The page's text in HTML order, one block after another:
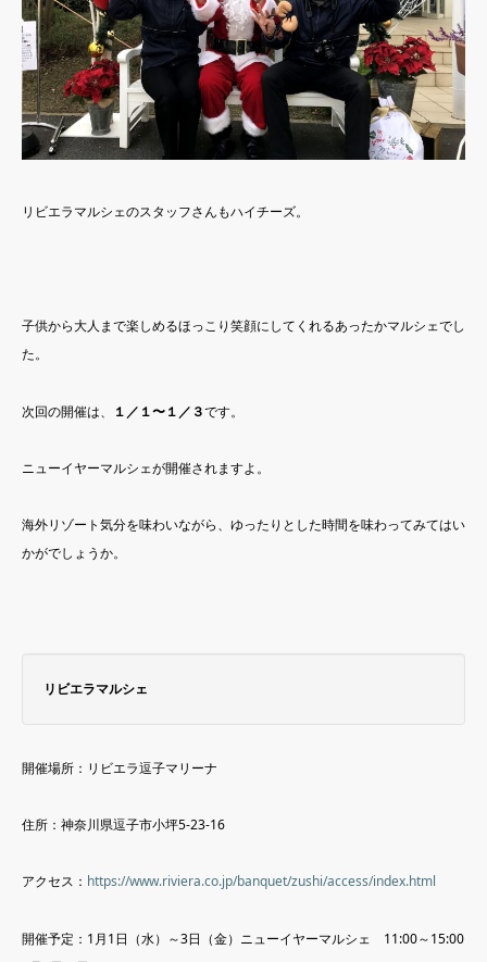
リビエラマルシェのスタッフさんもハイチーズ。
子供から大人まで楽しめるほっこり笑顔にしてくれるあったかマルシェでし
た。
次回の開催は、 １／１〜１／３です。
ニューイヤーマルシェが開催されますよ。
海外リゾート気分を味わいながら、ゆったりとした時間を味わってみてはい
かがでしょうか。
リビエラマルシェ
開催場所：リビエラ逗子マリーナ
住所：神奈川県逗子市小坪5-23-16
アクセス： https://www.riviera.co.jp/banquet/zushi/access/index.html
開催予定：1月1日（水）～3日（金）ニューイヤーマルシェ 11:00～15:00